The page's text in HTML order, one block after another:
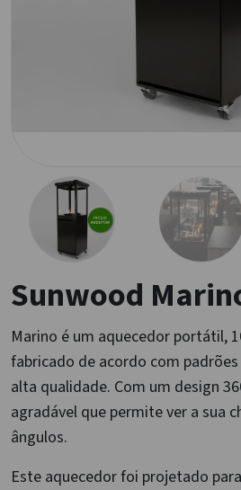
Sunwood
Marino é um aquecedor portátil,
fabricado de acordo com
alta qualidade. Com um design
agradável que permite ver a sua
ângulos.
Este aquecedor foi projetado